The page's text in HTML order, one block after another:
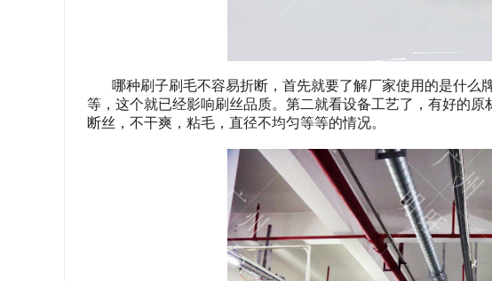
哪种刷子刷毛不容易折断，首先就要了解厂家使用的是什
等，这个就已经影响刷丝品质。第二就看设备工艺了，有好的
断丝，不干爽，粘毛，直径不均匀等等的情况。